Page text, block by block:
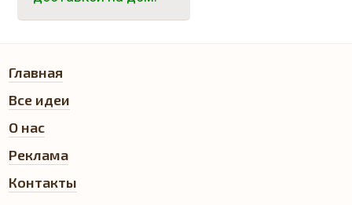
Главная
Все идеи
О нас
Реклама
Контакты